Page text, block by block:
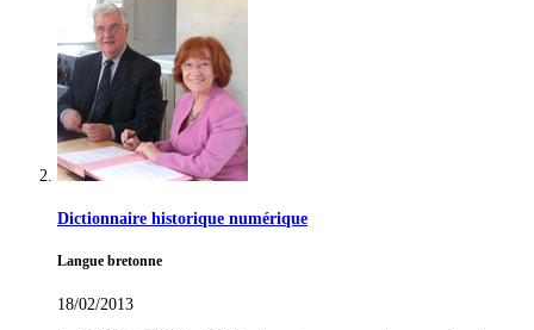
Dictionnaire historique numérique
Langue bretonne
18/02/2013